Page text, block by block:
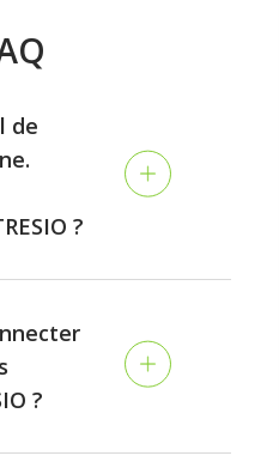
de
?
que la comptabilité
passées,
l'avenir de votre
et de vous assurer que
?